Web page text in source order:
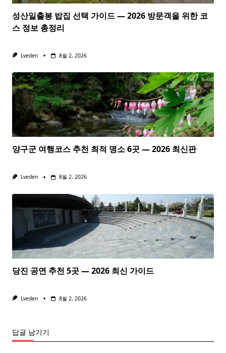
성산일출봉 밥집 선택 가이드 — 2026 방문객을 위한 코
스 정보 총정리
Lveden 8월 2, 2026
양구군 여행코스 추천 최적 명소 6곳 — 2026 최신판
Lveden 8월 2, 2026
당진 공연 추천 5곳 — 2026 최신 가이드
Lveden 8월 2, 2026
답글 남기기